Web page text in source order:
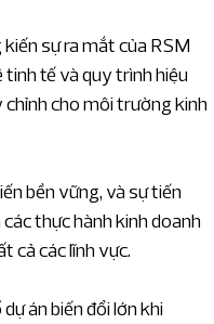
​​sự ra mắt của RSM
tế và quy trình hiệu
cho môi trường kinh
bền vững, và sự tiến
thực hành kinh doanh
cả các lĩnh vực.
án biến đổi lớn khi